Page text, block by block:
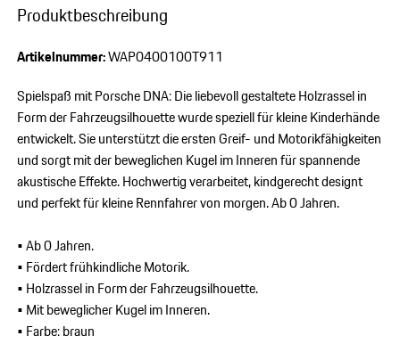
Produktbeschreibung
Artikelnummer:WAP0400100T911
Spielspaß mit Porsche DNA: Die liebevoll gestaltete Holzrassel in
Form der Fahrzeugsilhouette wurde speziell für kleine Kinderhände
entwickelt. Sie unterstützt die ersten Greif- und Motorikfähigkeiten
und sorgt mit der beweglichen Kugel im Inneren für spannende
akustische Effekte. Hochwertig verarbeitet, kindgerecht designt
und perfekt für kleine Rennfahrer von morgen. Ab 0 Jahren.
• Ab 0 Jahren.
• Fördert frühkindliche Motorik.
• Holzrassel in Form der Fahrzeugsilhouette.
• Mit beweglicher Kugel im Inneren.
• Farbe: braun